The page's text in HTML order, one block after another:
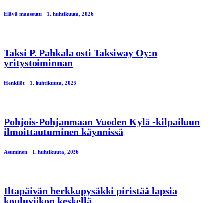
Elävä maaseutu 1. huhtikuuta, 2026
Taksi P. Pahkala osti Taksiway Oy:n
yritystoiminnan
Henkilöt 1. huhtikuuta, 2026
Pohjois-Pohjanmaan Vuoden Kylä -kilpailuun
ilmoittautuminen käynnissä
Asuminen 1. huhtikuuta, 2026
Iltapäivän herkkupysäkki piristää lapsia
kouluviikon keskellä